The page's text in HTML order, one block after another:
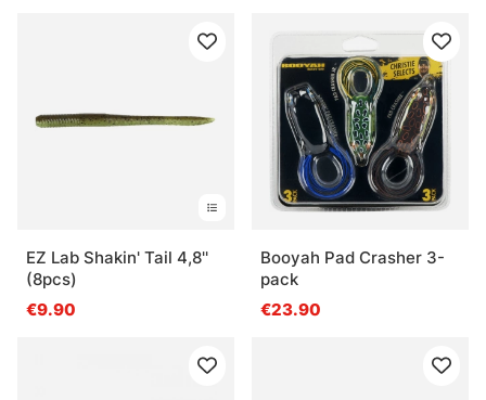
EZ Lab Shakin' Tail 4,8''
(8pcs)
€9.90
Booyah Pad Crasher 3-
pack
€23.90